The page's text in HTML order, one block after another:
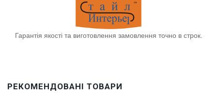
Гарантія якості та виготовлення замовлення точно в строк.
РЕКОМЕНДОВАНІ ТОВАРИ